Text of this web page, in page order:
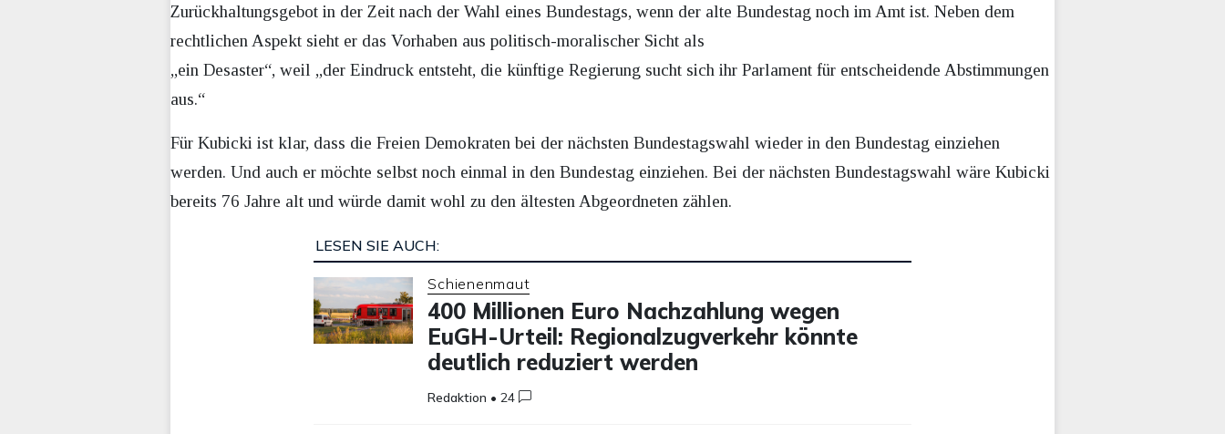
Zurückhaltungsgebot in der Zeit nach der Wahl eines Bundestags, wenn der alte Bundestag noch im Amt ist. Neben dem
rechtlichen Aspekt sieht er das Vorhaben aus politisch-moralischer Sicht als
„ein Desaster“, weil „der Eindruck entsteht, die künftige Regierung sucht sich ihr Parlament für entscheidende Abstimmungen
aus.“
Für Kubicki ist klar, dass die Freien Demokraten bei der nächsten Bundestagswahl wieder in den Bundestag einziehen
werden. Und auch er möchte selbst noch einmal in den Bundestag einziehen. Bei der nächsten Bundestagswahl wäre Kubicki
bereits 76 Jahre alt und würde damit wohl zu den ältesten Abgeordneten zählen.
LESEN SIE AUCH:
Schienenmaut
400 Millionen Euro Nachzahlung wegen
EuGH-Urteil: Regionalzugverkehr könnte
deutlich reduziert werden
Redaktion •24